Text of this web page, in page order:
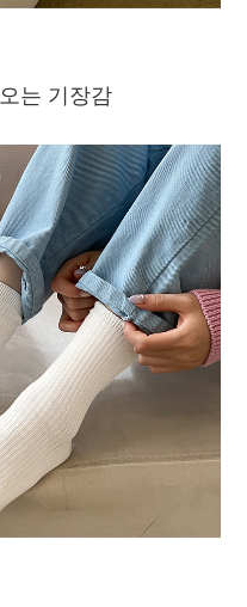
는 기장감